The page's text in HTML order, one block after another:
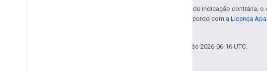
Exceto em caso de indicação contrária,
licenciadas de acordo com a Licença
Última atualização 2026-06-16 UTC.